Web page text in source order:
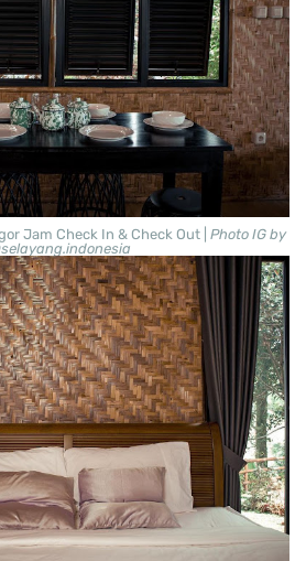
Jam Check In & Check Out | Photo IG by